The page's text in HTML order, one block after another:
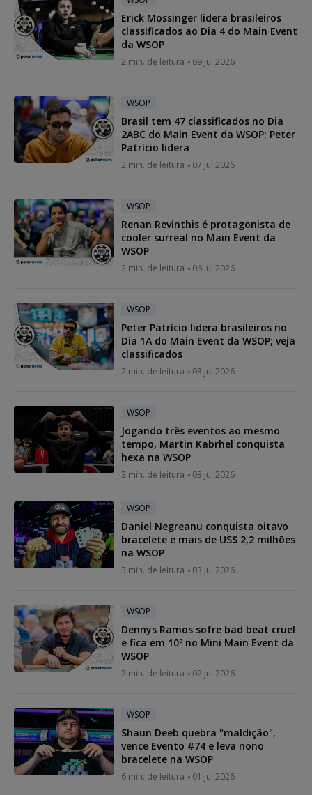
Erick Mossinger lidera brasileiros
classificados ao Dia 4 do Main Event
da WSOP
2 min. de leitura 09 jul 2026
WSOP
Brasil tem 47 classificados no Dia
2ABC do Main Event da WSOP; Peter
Patrício lidera
2 min. de leitura 07 jul 2026
WSOP
Renan Revinthis é protagonista de
cooler surreal no Main Event da
WSOP
2 min. de leitura 06 jul 2026
WSOP
Peter Patrício lidera brasileiros no
Dia 1A do Main Event da WSOP; veja
classificados
2 min. de leitura 03 jul 2026
WSOP
Jogando três eventos ao mesmo
tempo, Martin Kabrhel conquista
hexa na WSOP
3 min. de leitura 03 jul 2026
WSOP
Daniel Negreanu conquista oitavo
bracelete e mais de US$ 2,2 milhões
na WSOP
3 min. de leitura 03 jul 2026
WSOP
Dennys Ramos sofre bad beat cruel
e fica em 10º no Mini Main Event da
WSOP
2 min. de leitura 02 jul 2026
WSOP
Shaun Deeb quebra "maldição",
vence Evento #74 e leva nono
bracelete na WSOP
6 min. de leitura 01 jul 2026